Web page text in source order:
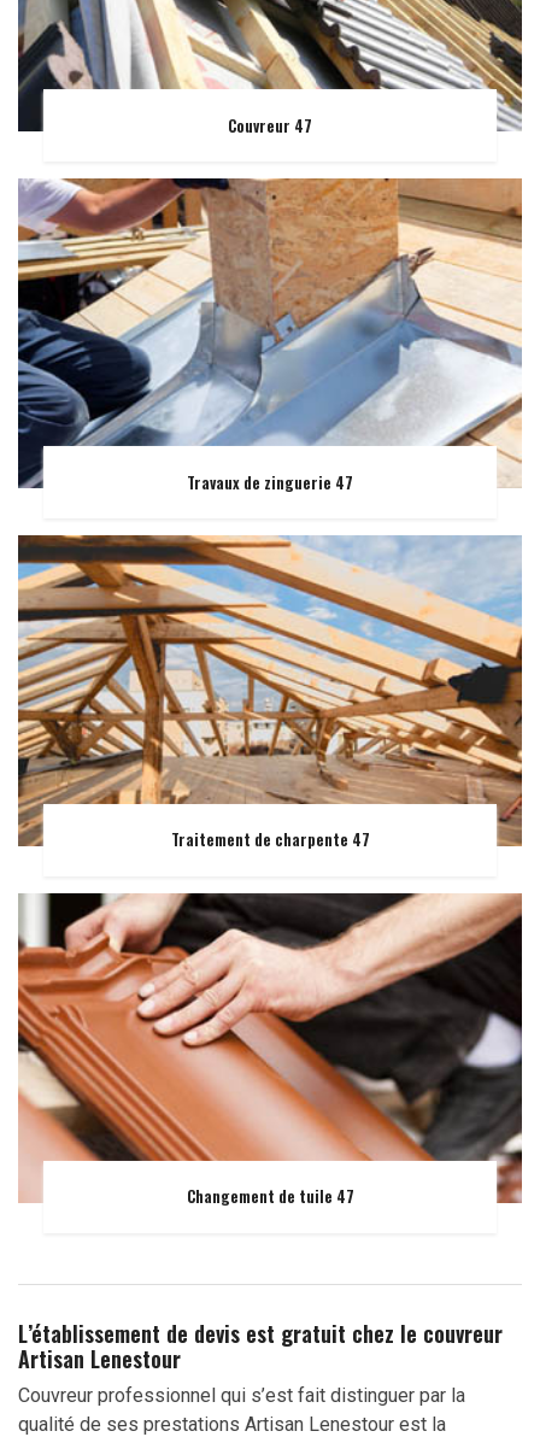
Couvreur 47
Travaux de zinguerie 47
Traitement de charpente 47
Changement de tuile 47
L’établissement de devis est gratuit chez le couvreur
Artisan Lenestour
Couvreur professionnel qui s’est fait distinguer par la
qualité de ses prestations Artisan Lenestour est la